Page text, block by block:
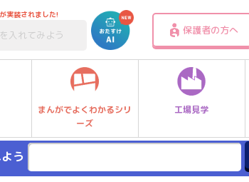
実装されました!
保護者の方へ
まんがでよくわかるシリ
ーズ
工場見学
う